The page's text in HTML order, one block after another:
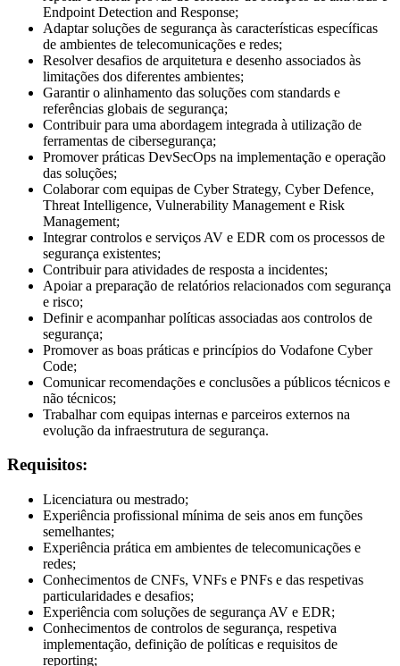
Endpoint Detection and Response;
Adaptar soluções de segurança às características específicas
de ambientes de telecomunicações e redes;
Resolver desafios de arquitetura e desenho associados às
limitações dos diferentes ambientes;
Garantir o alinhamento das soluções com standards e
referências globais de segurança;
Contribuir para uma abordagem integrada à utilização de
ferramentas de cibersegurança;
Promover práticas DevSecOps na implementação e operação
das soluções;
Colaborar com equipas de Cyber Strategy, Cyber Defence,
Threat Intelligence, Vulnerability Management e Risk
Management;
Integrar controlos e serviços AV e EDR com os processos de
segurança existentes;
Contribuir para atividades de resposta a incidentes;
Apoiar a preparação de relatórios relacionados com segurança
e risco;
Definir e acompanhar políticas associadas aos controlos de
segurança;
Promover as boas práticas e princípios do Vodafone Cyber
Code;
Comunicar recomendações e conclusões a públicos técnicos e
não técnicos;
Trabalhar com equipas internas e parceiros externos na
evolução da infraestrutura de segurança.
Requisitos:
Licenciatura ou mestrado;
Experiência profissional mínima de seis anos em funções
semelhantes;
Experiência prática em ambientes de telecomunicações e
redes;
Conhecimentos de CNFs, VNFs e PNFs e das respetivas
particularidades e desafios;
Experiência com soluções de segurança AV e EDR;
Conhecimentos de controlos de segurança, respetiva
implementação, definição de políticas e requisitos de
reporting;